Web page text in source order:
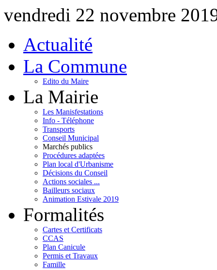
vendredi 22 novembre
Actualité
La Commune
Edito du Maire
La Mairie
Les Manisfestations
Info - Téléphone
Transports
Conseil Municipal
Marchés publics
Procédures adaptées
Plan local d'Urbanisme
Décisions du Conseil
Actions sociales ...
Bailleurs sociaux
Animation Estivale 2019
Formalités
Cartes et Certificats
CCAS
Plan Canicule
Permis et Travaux
Famille